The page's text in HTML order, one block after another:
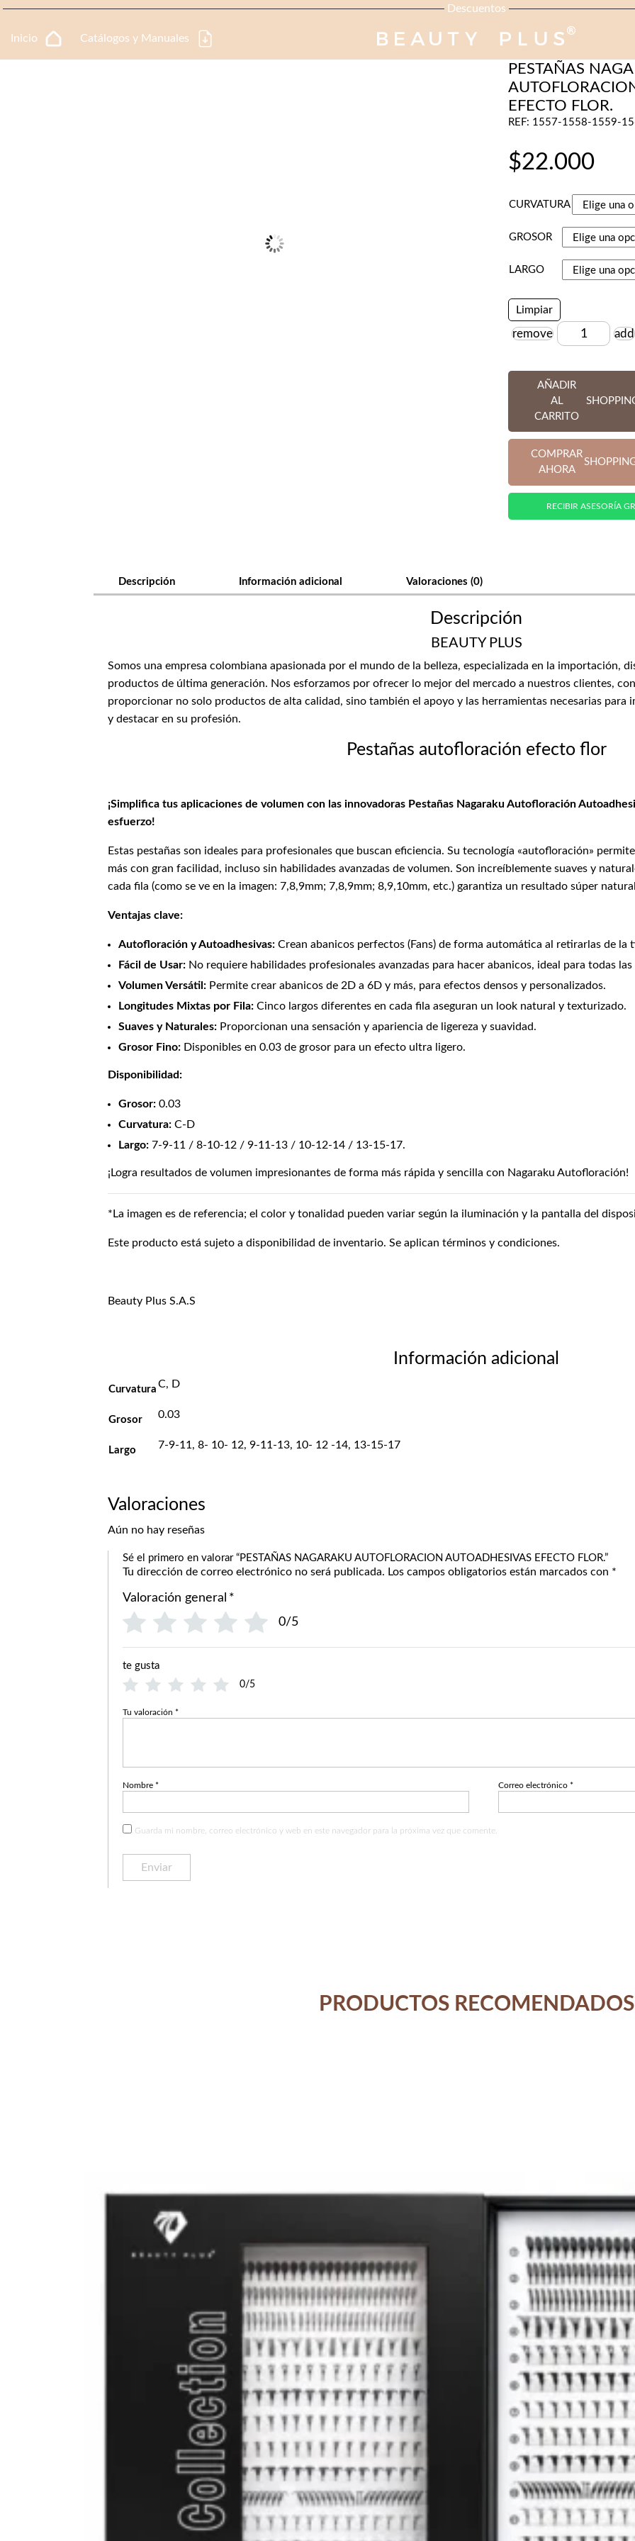
Descuentos
Inicio Catálogos y Manuales
PESTAÑAS-CEJAS
PESTAÑAS
EFECTO FLOR.
REF: 1557-1558-1559-
$22.000
CURVATURA
GROSOR
LARGO
Limpiar
Cantidad
remove add
AÑADIR
AL
CARRITO
COMPRAR
AHORA
RECIBIR ASESORÍA
Descripción Información adicional Valoraciones (0)
Descripción
BEAUTY PLUS
Somos una empresa colombiana apasionada por el mundo de la belleza, especializada en la importación,
productos de última generación. Nos esforzamos por ofrecer lo mejor del mercado a nuestros clientes,
proporcionar no solo productos de alta calidad, sino también el apoyo y las herramientas necesarias para
y destacar en su profesión.
Pestañas autofloración efecto flor
¡Simplifica tus aplicaciones de volumen con las innovadoras Pestañas Nagaraku Autofloración
esfuerzo!
Estas pestañas son ideales para profesionales que buscan eficiencia. Su tecnología «autofloración»
más con gran facilidad, incluso sin habilidades avanzadas de volumen. Son increíblemente suaves y
cada fila (como se ve en la imagen: 7,8,9mm; 7,8,9mm; 8,9,10mm, etc.) garantiza un resultado súper
Ventajas clave:
Autofloración y Autoadhesivas: Crean abanicos perfectos (Fans) de forma automática al retirarlas de
Fácil de Usar: No requiere habilidades profesionales avanzadas para hacer abanicos, ideal para todas
Volumen Versátil: Permite crear abanicos de 2D a 6D y más, para efectos densos y personalizados.
Longitudes Mixtas por Fila: Cinco largos diferentes en cada fila aseguran un look natural y texturizado.
Suaves y Naturales: Proporcionan una sensación y apariencia de ligereza y suavidad.
Grosor Fino: Disponibles en 0.03 de grosor para un efecto ultra ligero.
Disponibilidad:
Grosor: 0.03
Curvatura: C-D
Largo: 7-9-11 / 8-10-12 / 9-11-13 / 10-12-14 / 13-15-17.
¡Logra resultados de volumen impresionantes de forma más rápida y sencilla con Nagaraku Autofloración!
*La imagen es de referencia; el color y tonalidad pueden variar según la iluminación y la pantalla del
Este producto está sujeto a disponibilidad de inventario. Se aplican términos y condiciones.
Beauty Plus S.A.S
Información adicional
Curvatura C, D
Grosor 0.03
Largo 7-9-11, 8- 10- 12, 9-11-13, 10- 12 -14, 13-15-17
Valoraciones
Aún no hay reseñas
Sé el primero en valorar “PESTAÑAS NAGARAKU AUTOFLORACION AUTOADHESIVAS EFECTO FLOR.”
Tu dirección de correo electrónico no será publicada. Los campos obligatorios están marcados con *
Valoración general *
0/5
te gusta
0/5
Tu valoración *
Nombre * Correo electrónico *
Guarda mi nombre, correo electrónico y web en este navegador para la próxima vez que comente.
PRODUCTOS RECOMENDADOS